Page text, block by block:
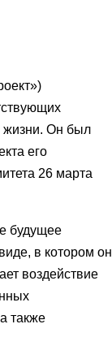
жизни. Он был
его
26 марта
будущее
в котором он
воздействие
также